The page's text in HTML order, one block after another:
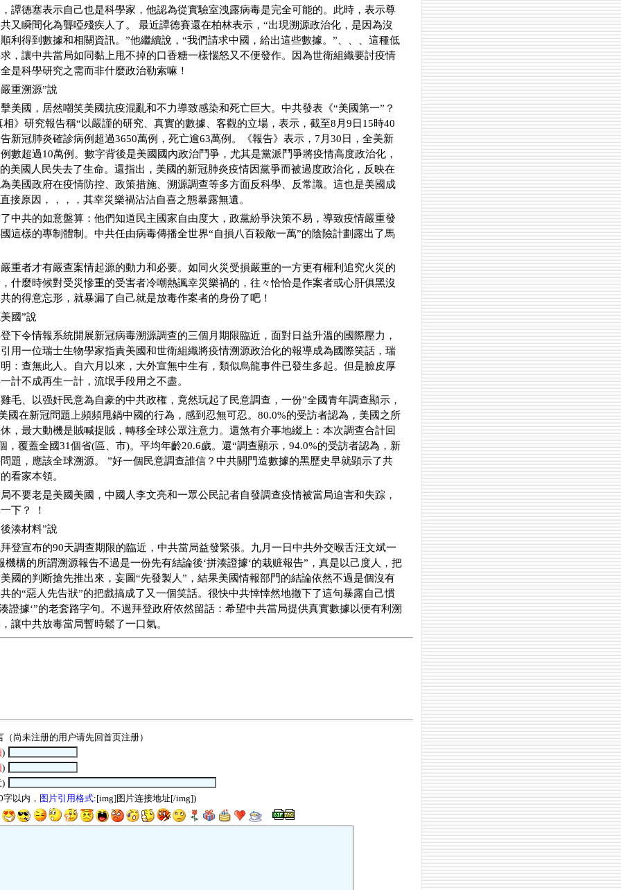
譚德塞表示自己也是科學家，他認為從實驗室洩露病毒是完全可能的。此時，表示尊
又瞬間化為聾啞殘疾人了。 最近譚德賽還在柏林表示，“出現溯源政治化，是因為沒
利得到數據和相關資訊。”他繼續說，“我們請求中國，給出這些數據。”、、、這種低
，讓中共當局如同黏上甩不掉的口香糖一樣惱怒又不便發作。因為世衛組織要討疫情
是科學研究之需而非什麼政治勒索嘛！
重溯源”說
美國，居然嘲笑美國抗疫混亂和不力導致感染和死亡巨大。中共發表《“美國第一”？
》研究報告稱“以嚴謹的研究、真實的數據、客觀的立場，表示，截至8月9日15時40
新冠肺炎確診病例超過3650萬例，死亡逾63萬例。《報告》表示，7月30日，全美新
數超過10萬例。數字背後是美國國內政治鬥爭，尤其是黨派鬥爭將疫情高度政治化，
美國人民失去了生命。還指出，美國的新冠肺炎疫情因黨爭而被過度政治化，反映在
美國政府在疫情防控、政策措施、溯源調查等多方面反科學、反常識。這也是美國成
接原因，，，，其幸災樂禍沾沾自喜之態暴露無遺。
中共的如意盤算：他們知道民主國家自由度大，政黨紛爭決策不易，導致疫情嚴重發
這樣的專制體制。中共任由病毒傳播全世界“自損八百殺敵一萬”的陰險計劃露出了馬
重者才有嚴查案情起源的動力和必要。如同火災受損嚴重的一方更有權利追究火災的
什麼時候對受災慘重的受害者冷嘲熱諷幸災樂禍的，往々恰恰是作案者或心肝俱黑沒
的得意忘形，就暴漏了自己就是放毒作案者的身份了吧！
國”說
下令情報系統開展新冠病毒溯源調查的三個月期限臨近，面對日益升溫的國際壓力，
用一位瑞士生物學家指責美國和世衛組織將疫情溯源政治化的報導成為國際笑話，瑞
：查無此人。自六月以來，大外宣無中生有，類似烏龍事件已發生多起。但是臉皮厚
計不成再生一計，流氓手段用之不盡。
毛、以强奸民意為自豪的中共政権，竟然玩起了民意調查，一份”全國青年調查顯示，
國在新冠問題上頻頻甩鍋中國的行為，感到忍無可忍。80.0%的受訪者認為，美國之所
，最大動機是賊喊捉賊，轉移全球公眾注意力。還煞有介事地綴上：本次調查合計回
，覆蓋全國31個省(區、市)。平均年齡20.6歲。還“調查顯示，94.0%的受訪者認為，新
題，應該全球溯源。 ”好一個民意調查誰信？中共關門造數據的黑歷史早就顕示了共
看家本領。
不要老是美國美國，中國人李文亮和一眾公民記者自發調查疫情被當局迫害和失踪，
下？ ！
湊材料”說
登宣布的90天調查期限的臨近，中共當局益發緊張。九月一日中共外交喉舌汪文斌一
機構的所謂溯源報告不過是一份先有結論後‘拼湊證據‘的栽赃報告”，真是以己度人，把
國的判断搶先推出來，妄圖“先發製人”，結果美國情報部門的結論依然不過是個沒有
的“惡人先告狀”的把戲搞成了又一個笑話。很快中共悻悻然地撤下了這句暴露自己慣
證據‘”的老套路字句。不過拜登政府依然留話：希望中共當局提供真實數據以便有利溯
讓中共放毒當局暫時鬆了一口氣。
尚未注册的用户请先回首页注册）
)
)
以内， 图片引用格式:[img]图片连接地址[/img])